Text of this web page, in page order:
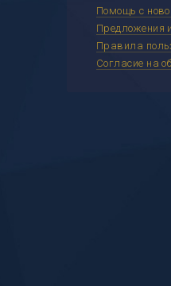
Помощь с
Предложения
Правила
Согласие на